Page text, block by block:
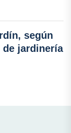
según
de jardinería